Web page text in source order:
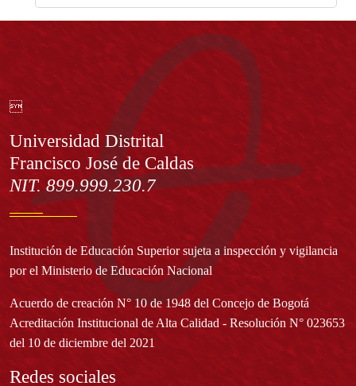

Información
Universidad Distrital
Francisco José de Caldas
NIT. 899.999.230.7
Institución de Educación Superior sujeta a inspección y vigilancia
por el Ministerio de Educación Nacional
Acuerdo de creación N° 10 de 1948 del Concejo de Bogotá
Acreditación Institucional de Alta Calidad - Resolución N° 023653
del 10 de diciembre del 2021
Redes sociales